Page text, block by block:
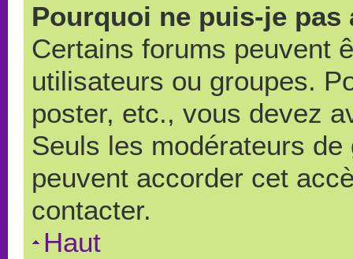
Pourquoi ne puis-je
Certains forums peuvent
utilisateurs ou groupes.
poster, etc., vous devez
Seuls les modérateurs
peuvent accorder cet
contacter.
Haut